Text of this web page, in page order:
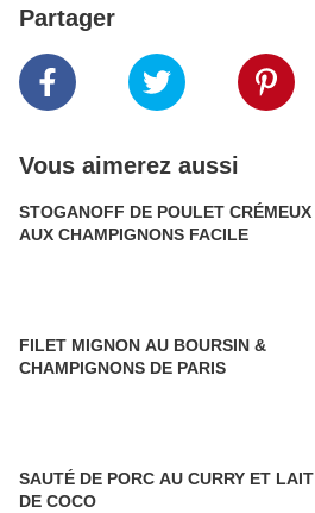
Partager
Vous aimerez aussi
STOGANOFF DE POULET CRÉMEUX
AUX CHAMPIGNONS FACILE
FILET MIGNON AU BOURSIN &
CHAMPIGNONS DE PARIS
SAUTÉ DE PORC AU CURRY ET LAIT
DE COCO